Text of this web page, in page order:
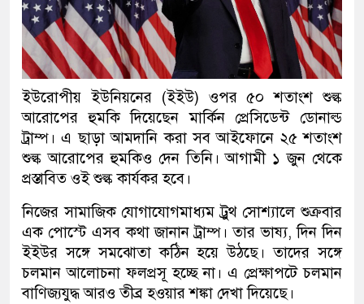
ইউরোপীয় ইউনিয়নের (ইইউ) ওপর ৫০ শতাংশ শুল্ক
আরোপের হুমকি দিয়েছেন মার্কিন প্রেসিডেন্ট ডোনাল্ড
ট্রাম্প। এ ছাড়া আমদানি করা সব আইফোনে ২৫ শতাংশ
শুল্ক আরোপের হুমকিও দেন তিনি। আগামী ১ জুন থেকে
প্রস্তাবিত ওই শুল্ক কার্যকর হবে।
নিজের সামাজিক যোগাযোগমাধ্যম ট্রুথ সোশ্যালে শুক্রবার
এক পোস্টে এসব কথা জানান ট্রাম্প। তার ভাষ্য, দিন দিন
ইইউর সঙ্গে সমঝোতা কঠিন হয়ে উঠছে। তাদের সঙ্গে
চলমান আলোচনা ফলপ্রসূ হচ্ছে না। এ প্রেক্ষাপটে চলমান
বাণিজ্যযুদ্ধ আরও তীব্র হওয়ার শঙ্কা দেখা দিয়েছে।